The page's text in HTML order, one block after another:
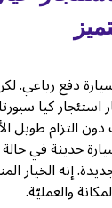
دفع رباعي.
دون التزام
حديثة في
إنه الخيار
والعمليّة.